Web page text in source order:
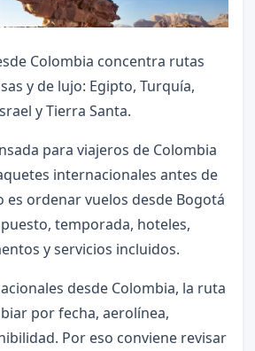
Colombia concentra rutas
y de lujo: Egipto, Turquía,
y Tierra Santa.
para viajeros de Colombia
internacionales antes de
es ordenar vuelos desde Bogotá
temporada, hoteles,
y servicios incluidos.
desde Colombia, la ruta
por fecha, aerolínea,
Por eso conviene revisar